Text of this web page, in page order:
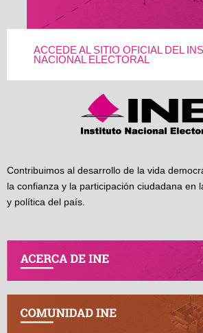
ACCEDE AL SITIO OFICIAL DEL
NACIONAL ELECTORAL
Contribuimos al desarrollo de la vida
la confianza y la participación ciudadana en
y política del país.